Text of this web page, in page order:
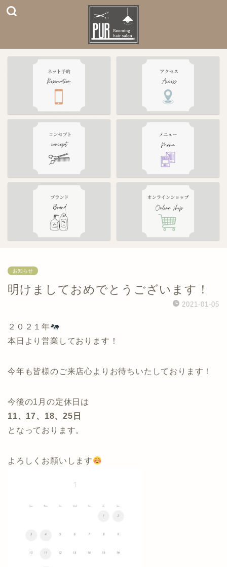
お知らせ
明けましておめでとうございます！
2021-01-05
２０２１年
本日より営業しております！
今年も皆様のご来店心よりお待ちいたしております！
今後の1月の定休日は
11、17、18、25日
となっております。
よろしくお願いします